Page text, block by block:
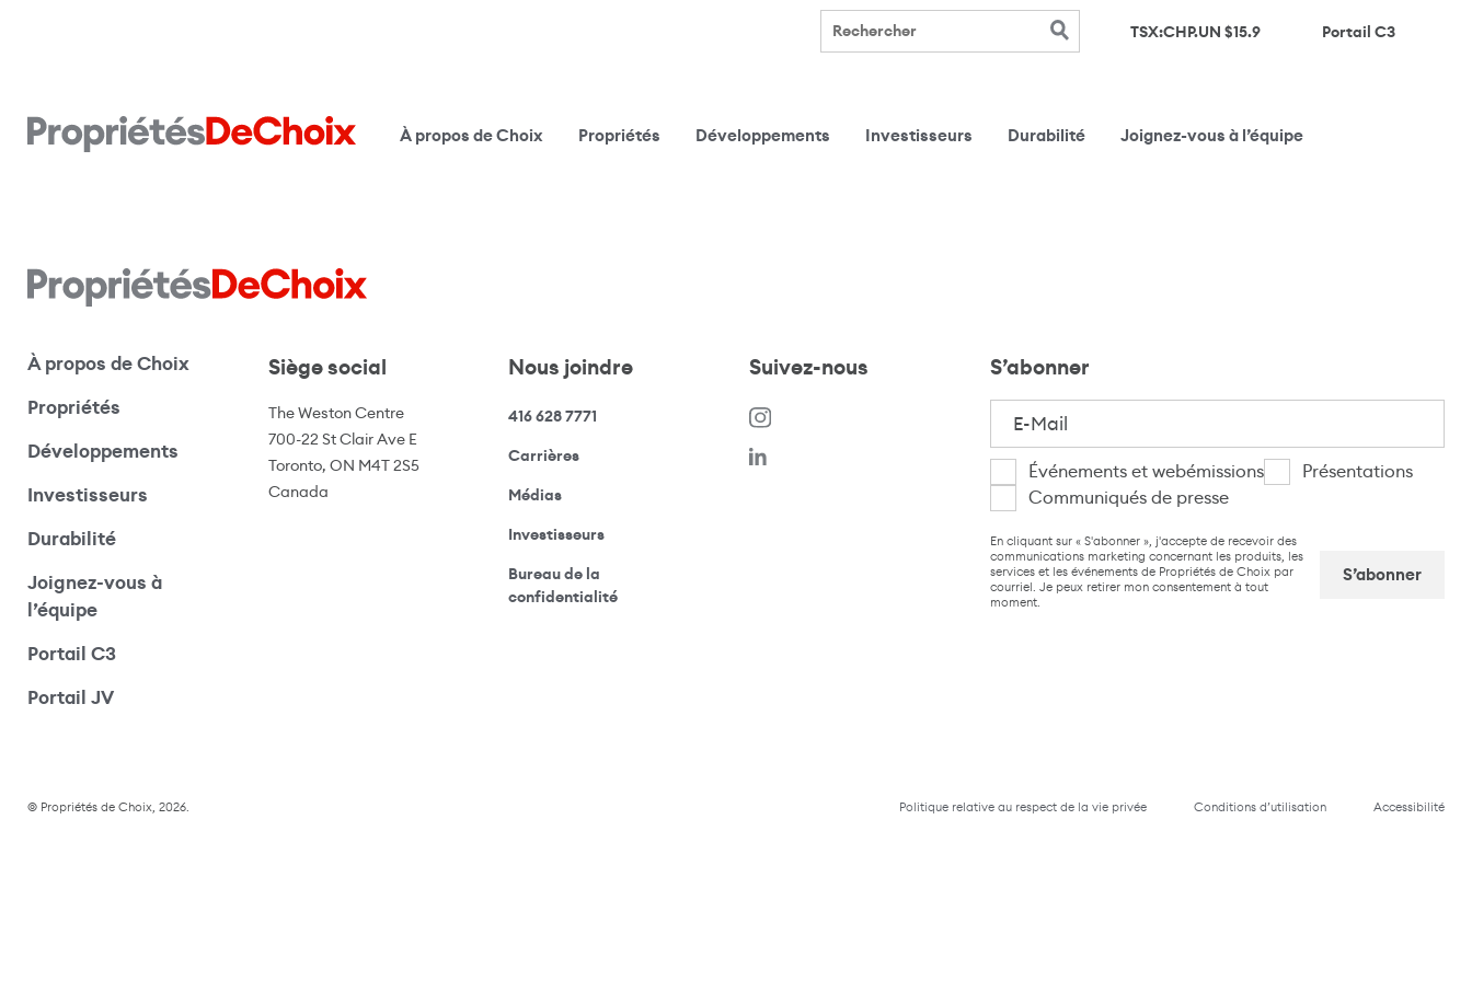
Rechercher TSX:CHP.UN $15.9 Portail C3(s’ouvre
À propos de Choix Propriétés Développements Investisseurs Durabilité Joignez-vous à l’équipe
À propos de Choix
Propriétés
Développements
Investisseurs
Durabilité
Joignez-vous à
l’équipe
Portail C3
Portail JV(s’ouvre dans une nouvelle fenêtre)
Siège social
The Weston Centre
700-22 St Clair Ave E
Toronto, ON M4T 2S5
Canada
Nous joindre
416 628 7771
Carrières(s’ouvre dans une nouvelle fenêtre)
Médias(ouvre votre application de messagerie)
Investisseurs(ouvre votre application de messagerie)
Bureau de la
confidentialité(ouvre votre application de messagerie)
Suivez-nous S’abonner
Mail (Nécessaire)
Je
suis
intéressé(e)
par
Événements et webémissions
Présentations
Communiqués de presse
En cliquant sur « S'abonner », j'accepte de recevoir des
communications marketing concernant les produits, les
services et les événements de Propriétés de Choix par
courriel. Je peux retirer mon consentement à tout
moment.
© Propriétés de Choix, 2026. Politique relative au respect de la vie privée Conditions d’utilisation Accessibilité